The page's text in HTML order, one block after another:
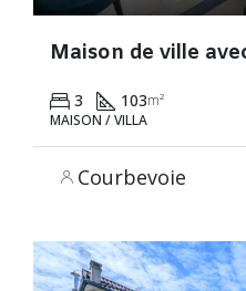
3 103m²
MAISON / VILLA
Courbevoie